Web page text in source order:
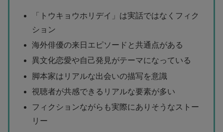
「トウキョウホリデイ」は実話ではなくフィク
ション
海外俳優の来日エピソードと共通点がある
異文化恋愛や自己発見がテーマになっている
脚本家はリアルな出会いの描写を意識
視聴者が共感できるリアルな要素が多い
フィクションながらも実際にありそうなストー
リー